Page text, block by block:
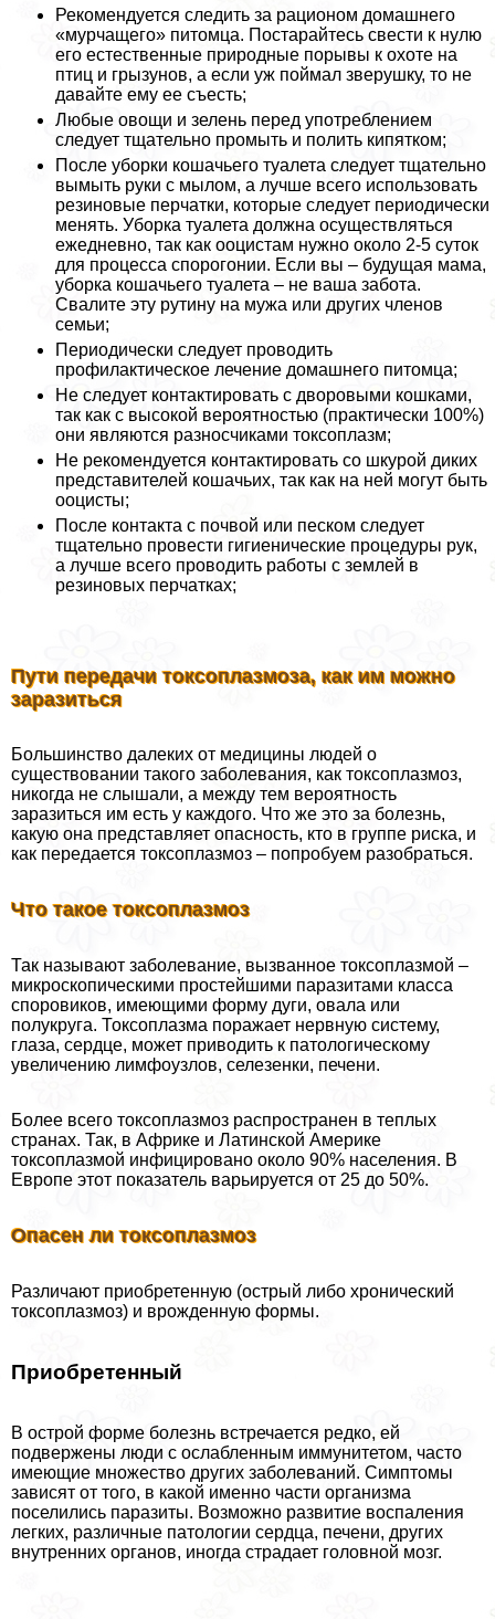
Рекомендуется следить за рационом домашнего
«мурчащего» питомца. Постарайтесь свести к нулю
его естественные природные порывы к охоте на
птиц и грызунов, а если уж поймал зверушку, то не
давайте ему ее съесть;
Любые овощи и зелень перед употрeблением
следует тщательно промыть и полить кипятком;
После уборки кошачьего туалета следует тщательно
вымыть руки с мылом, а лучше всего использовать
резиновые перчатки, которые следует периодически
менять. Уборка туалета должна осуществляться
ежедневно, так как ооцистам нужно около 2-5 суток
для процесса спорогонии. Если вы – будущая мама,
уборка кошачьего туалета – не ваша забота.
Свалите эту рутину на мужа или других члeнов
семьи;
Периодически следует проводить
профилактическое лечение домашнего питомца;
Не следует контактировать с дворовыми кошками,
так как с высокой вероятностью (пpaктически 100%)
они являются разносчиками токсоплазм;
Не рекомендуется контактировать со шкурой диких
представителей кошачьих, так как на ней могут быть
ооцисты;
После контакта с почвой или песком следует
тщательно провести гигиенические процедуры рук,
а лучше всего проводить работы с землей в
резиновых перчатках;
Пути передачи токсоплазмоза, как им можно
заразиться
Большинство далеких от медицины людей о
существовании такого заболевания, как токсоплазмоз,
никогда не слышали, а между тем вероятность
заразиться им есть у каждого. Что же это за болезнь,
какую она представляет опасность, кто в группе риска, и
как передается токсоплазмоз – попробуем разобраться.
Что такое токсоплазмоз
Так называют заболевание, вызванное токсоплазмой –
микроскопическими простейшими паразитами класса
споровиков, имеющими форму дуги, овала или
полукруга. Токсоплазма поражает нервную систему,
глаза, сердце, может приводить к патологическому
увеличению лимфоузлов, селезенки, печени.
Более всего токсоплазмоз распространен в теплых
странах. Так, в Африке и Латинской Америке
токсоплазмой инфицировано около 90% населения. В
Европе этот показатель варьируется от 25 до 50%.
Опасен ли токсоплазмоз
Различают приобретенную (острый либо хронический
токсоплазмоз) и врожденную формы.
Приобретенный
В острой форме болезнь встречается редко, ей
подвержены люди с ослабленным иммунитетом, часто
имеющие множество других заболеваний. Симптомы
зависят от того, в какой именно части организма
поселились паразиты. Возможно развитие воспаления
легких, различные патологии сердца, печени, других
внутренних органов, иногда страдает головной мозг.